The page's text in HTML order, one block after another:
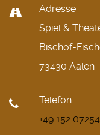
Adresse
Spiel &
Bischof-
73430 Aalen
Telefon
+49 152